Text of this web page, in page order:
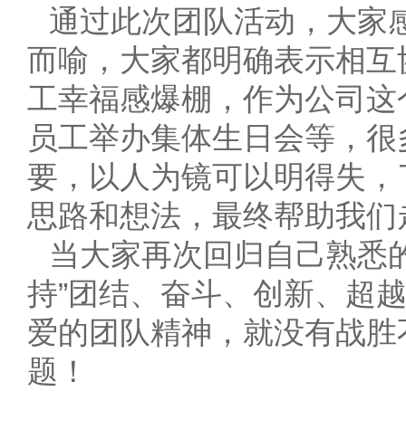
通过此次团队活动，大家
而喻，大家都明确表示相
工幸福感爆棚，作为公司
员工举办集体生日会等，
要，以人为镜可以明得失
思路和想法，最终帮助我
当大家再次回归自己熟悉
持”团结、奋斗、创新、超
爱的团队精神，就没有战
题！